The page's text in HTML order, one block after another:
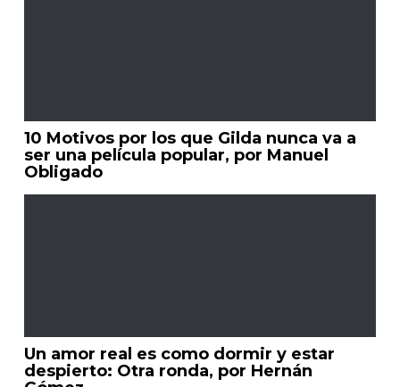
10 Motivos por los que Gilda nunca va a
ser una película popular, por Manuel
Obligado
Un amor real es como dormir y estar
despierto: Otra ronda, por Hernán